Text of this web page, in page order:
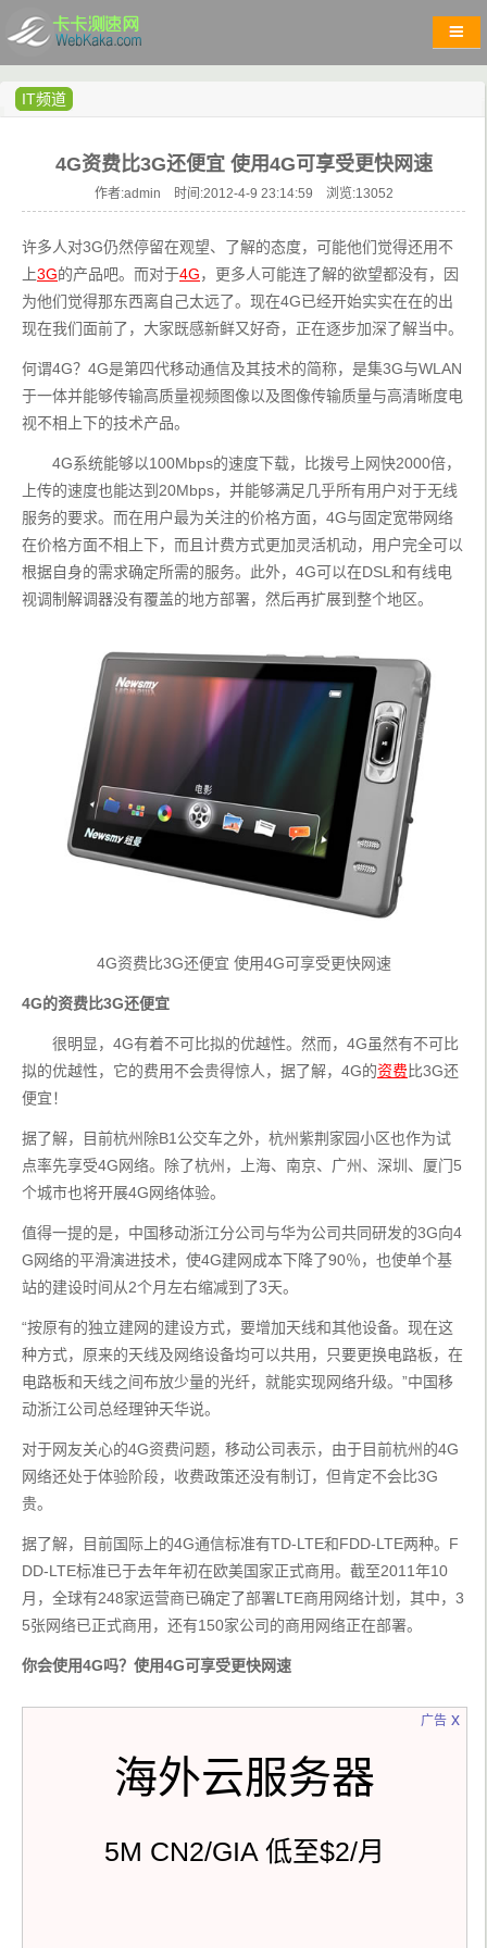
IT频道
4G资费比3G还便宜 使用4G可享受更快网速
作者:admin 时间:2012-4-9 23:14:59 浏览:13052
许多人对3G仍然停留在观望、了解的态度，可能他们觉得还用不
上3G的产品吧。而对于4G，更多人可能连了解的欲望都没有，因
为他们觉得那东西离自己太远了。现在4G已经开始实实在在的出
现在我们面前了，大家既感新鲜又好奇，正在逐步加深了解当中。
何谓4G？4G是第四代移动通信及其技术的简称，是集3G与WLAN
于一体并能够传输高质量视频图像以及图像传输质量与高清晰度电
视不相上下的技术产品。
4G系统能够以100Mbps的速度下载，比拨号上网快2000倍，
上传的速度也能达到20Mbps，并能够满足几乎所有用户对于无线
服务的要求。而在用户最为关注的价格方面，4G与固定宽带网络
在价格方面不相上下，而且计费方式更加灵活机动，用户完全可以
根据自身的需求确定所需的服务。此外，4G可以在DSL和有线电
视调制解调器没有覆盖的地方部署，然后再扩展到整个地区。
4G资费比3G还便宜 使用4G可享受更快网速
4G的资费比3G还便宜
很明显，4G有着不可比拟的优越性。然而，4G虽然有不可比
拟的优越性，它的费用不会贵得惊人，据了解，4G的资费比3G还
便宜！
据了解，目前杭州除B1公交车之外，杭州紫荆家园小区也作为试
点率先享受4G网络。除了杭州，上海、南京、广州、深圳、厦门5
个城市也将开展4G网络体验。
值得一提的是，中国移动浙江分公司与华为公司共同研发的3G向4
G网络的平滑演进技术，使4G建网成本下降了90％，也使单个基
站的建设时间从2个月左右缩减到了3天。
“按原有的独立建网的建设方式，要增加天线和其他设备。现在这
种方式，原来的天线及网络设备均可以共用，只要更换电路板，在
电路板和天线之间布放少量的光纤，就能实现网络升级。”中国移
动浙江公司总经理钟天华说。
对于网友关心的4G资费问题，移动公司表示，由于目前杭州的4G
网络还处于体验阶段，收费政策还没有制订，但肯定不会比3G
贵。
据了解，目前国际上的4G通信标准有TD-LTE和FDD-LTE两种。F
DD-LTE标准已于去年年初在欧美国家正式商用。截至2011年10
月，全球有248家运营商已确定了部署LTE商用网络计划，其中，3
5张网络已正式商用，还有150家公司的商用网络正在部署。
你会使用4G吗？使用4G可享受更快网速
广告
海外云服务器
5M CN2/GIA 低至$2/月
x